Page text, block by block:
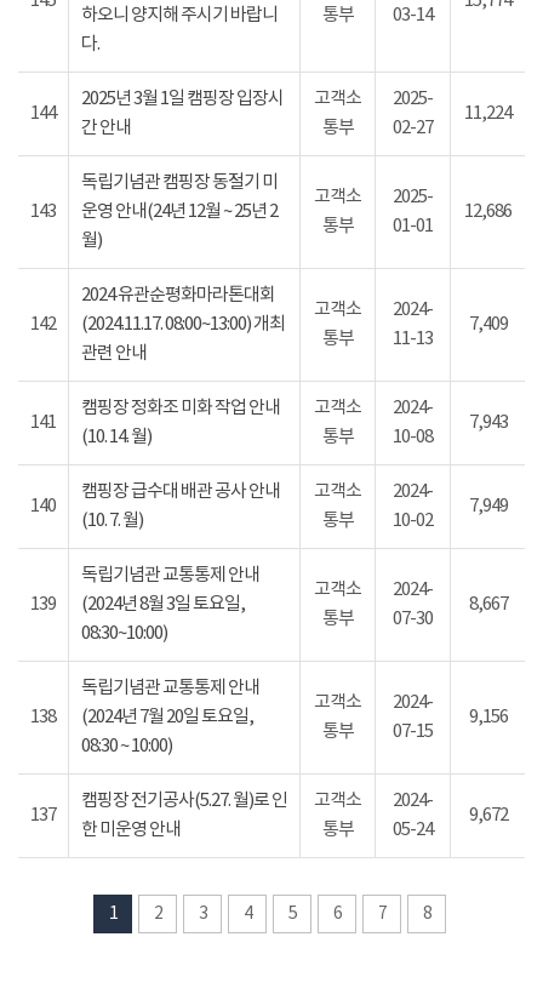
하오니 양지해 주시기 바랍니
다.
통부
03-14
144
2025년 3월 1일 캠핑장 입장시
간 안내
고객소
통부
2025-
02-27
11,224
143
독립기념관 캠핑장 동절기 미
운영 안내(24년 12월 ~ 25년 2
월)
고객소
통부
2025-
01-01
12,686
142
2024 유관순평화마라톤대회
(2024.11.17. 08:00~13:00) 개최
관련 안내
고객소
통부
2024-
11-13
7,409
141
캠핑장 정화조 미화 작업 안내
(10. 14. 월)
고객소
통부
2024-
10-08
7,943
140
캠핑장 급수대 배관 공사 안내
(10. 7. 월)
고객소
통부
2024-
10-02
7,949
139
독립기념관 교통통제 안내
(2024년 8월 3일 토요일,
08:30~10:00)
고객소
통부
2024-
07-30
8,667
138
독립기념관 교통통제 안내
(2024년 7월 20일 토요일,
08:30 ~ 10:00)
고객소
통부
2024-
07-15
9,156
137
캠핑장 전기공사(5.27. 월)로 인
한 미운영 안내
고객소
통부
2024-
05-24
9,672
1 2 3 4 5 6 7 8